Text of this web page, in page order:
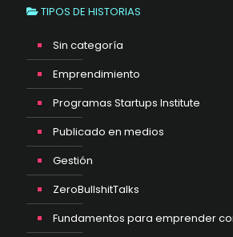
TIPOS DE HISTORIAS
Sin categoría
Emprendimiento
Programas Startups Institute
Publicado en medios
Gestión
ZeroBullshitTalks
Fundamentos para emprender